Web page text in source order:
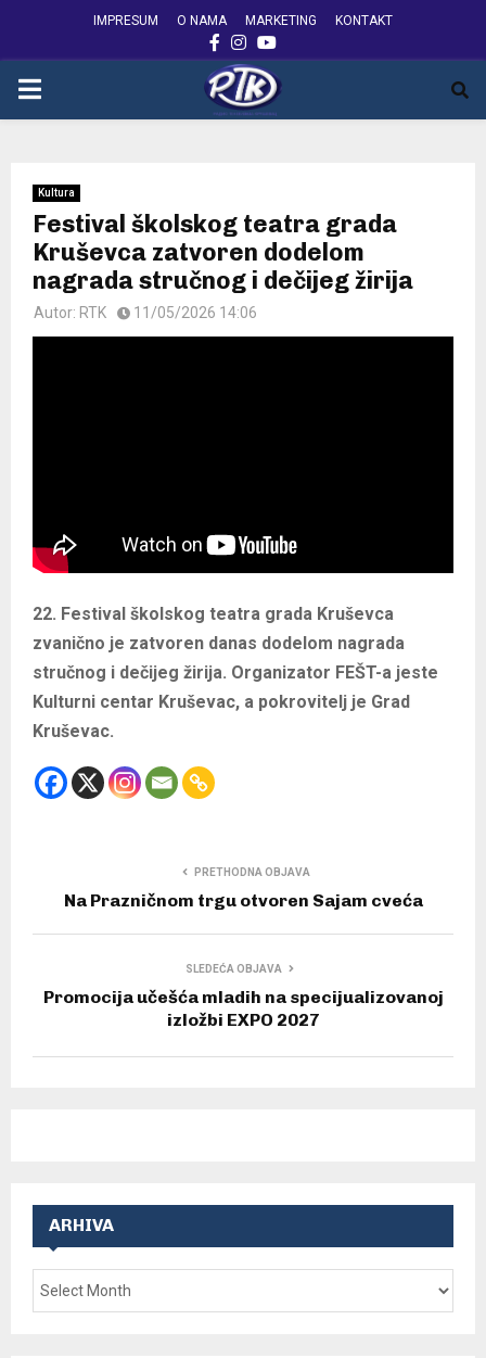
IMPRESUM O NAMA MARKETING KONTAKT
FACEBOOK
INSTAGRAM
YOUTUBE
PRIMARY
Kultura
Festival školskog teatra grada
Kruševca zatvoren dodelom
nagrada stručnog i dečijeg žirija
Autor: RTK 11/05/2026 14:06
22. Festival školskog teatra grada Kruševca
zvanično je zatvoren danas dodelom nagrada
stručnog i dečijeg žirija. Organizator FEŠT-a jeste
Kulturni centar Kruševac, a pokrovitelj je Grad
Kruševac.
PRETHODNA OBJAVA
Na Prazničnom trgu otvoren Sajam cveća
SLEDEĆA OBJAVA
Promocija učešća mladih na specijualizovanoj
izložbi EXPO 2027
ARHIVA